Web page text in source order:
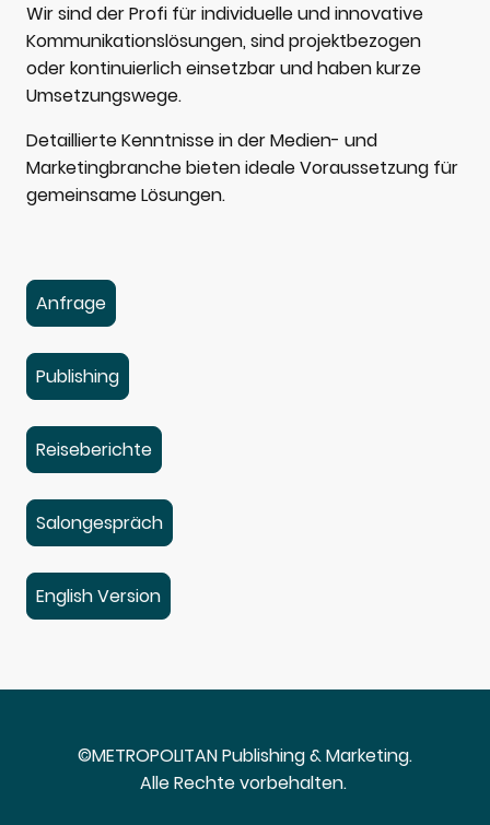
Wir sind der Profi für individuelle und innovative
Kommunikationslösungen, sind projektbezogen
oder kontinuierlich einsetzbar und haben kurze
Umsetzungswege.
Detaillierte Kenntnisse in der Medien- und
Marketingbranche bieten ideale Voraussetzung für
gemeinsame Lösungen.
Anfrage
Publishing
Reiseberichte
Salongespräch
English Version
©METROPOLITAN Publishing & Marketing.
Alle Rechte vorbehalten.